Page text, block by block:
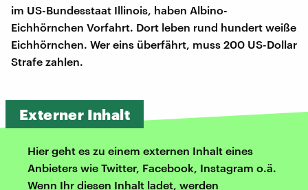
im US-Bundesstaat Illinois, haben Albino-
Eichhörnchen Vorfahrt. Dort leben rund hundert weiße
Eichhörnchen. Wer eins überfährt, muss 200 US-Dollar
Strafe zahlen.
Externer Inhalt
Hier geht es zu einem externen Inhalt eines
Anbieters wie Twitter, Facebook, Instagram o.ä.
Wenn Ihr diesen Inhalt ladet, werden